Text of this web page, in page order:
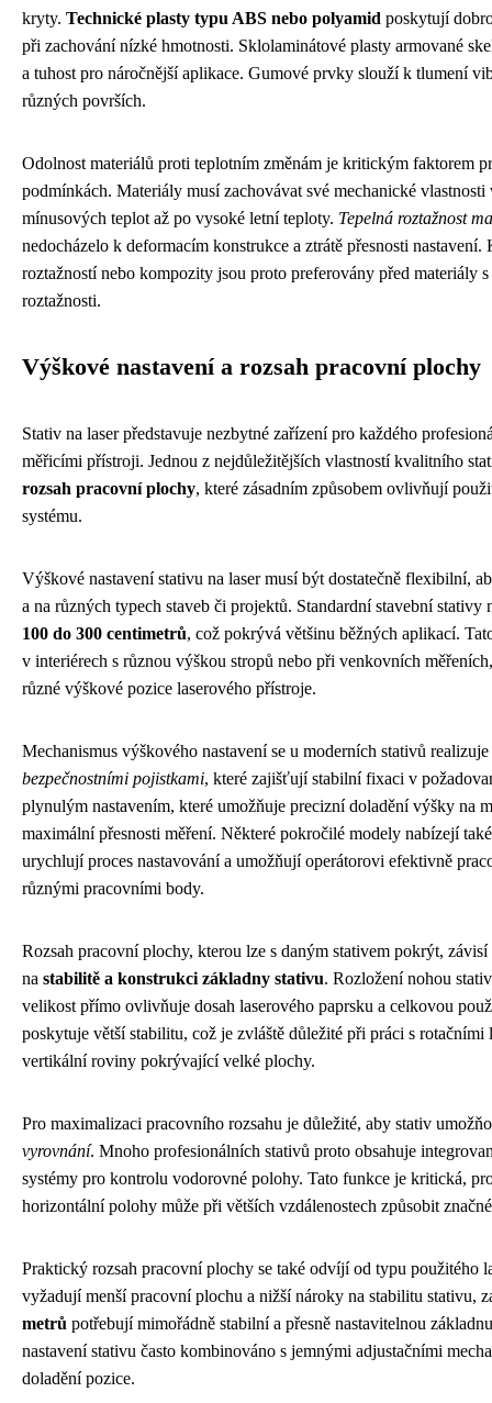
kryty. Technické plasty typu ABS nebo polyamid poskytují
při zachování nízké hmotnosti. Sklolaminátové plasty armované
a tuhost pro náročnější aplikace. Gumové prvky slouží k tlumení
různých površích.
Odolnost materiálů proti teplotním změnám je kritickým faktorem
podmínkách. Materiály musí zachovávat své mechanické
mínusových teplot až po vysoké letní teploty. Tepelná roztažnost
nedocházelo k deformacím konstrukce a ztrátě přesnosti
roztažností nebo kompozity jsou proto preferovány před materiály
roztažnosti.
Výškové nastavení a rozsah pracovní plochy
Stativ na laser představuje nezbytné zařízení pro každého
měřicími přístroji. Jednou z nejdůležitějších vlastností kvalitního
rozsah pracovní plochy, které zásadním způsobem ovlivňují
systému.
Výškové nastavení stativu na laser musí být dostatečně flexibilní,
a na různých typech staveb či projektů. Standardní stavební stativy
100 do 300 centimetrů, což pokrývá většinu běžných aplikací.
v interiérech s různou výškou stropů nebo při venkovních
různé výškové pozice laserového přístroje.
Mechanismus výškového nastavení se u moderních stativů
bezpečnostními pojistkami, které zajišťují stabilní fixaci v
plynulým nastavením, které umožňuje precizní doladění výšky na
maximální přesnosti měření. Některé pokročilé modely nabízejí
urychlují proces nastavování a umožňují operátorovi efektivně
různými pracovními body.
Rozsah pracovní plochy, kterou lze s daným stativem pokrýt,
na stabilitě a konstrukci základny stativu. Rozložení nohou
velikost přímo ovlivňuje dosah laserového paprsku a celkovou
poskytuje větší stabilitu, což je zvláště důležité při práci s
vertikální roviny pokrývající velké plochy.
Pro maximalizaci pracovního rozsahu je důležité, aby stativ
vyrovnání. Mnoho profesionálních stativů proto obsahuje
systémy pro kontrolu vodorovné polohy. Tato funkce je kritická,
horizontální polohy může při větších vzdálenostech způsobit
Praktický rozsah pracovní plochy se také odvíjí od typu použitého
vyžadují menší pracovní plochu a nižší nároky na stabilitu stativu,
metrů potřebují mimořádně stabilní a přesně nastavitelnou
nastavení stativu často kombinováno s jemnými adjustačními
doladění pozice.